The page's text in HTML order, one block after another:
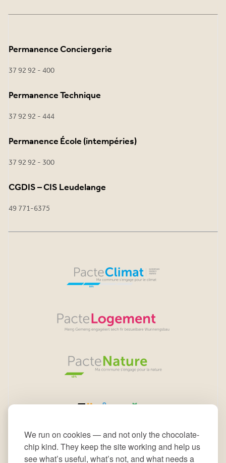
We run on cookies — and not only the chocolate-
chip kind. They keep the site working and help us
see what’s useful, what’s not, and what needs a
Permanence Conciergerie
37 92 92 - 400
Permanence Technique
37 92 92 - 444
Permanence École (intempéries)
37 92 92 - 300
CGDIS – CIS Leudelange
49 771-6375